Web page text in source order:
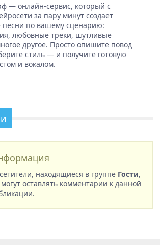
— онлайн-сервис, который с
за пару минут создает
песни по вашему сценарию:
любовные треки, шутливые
другое. Просто опишите повод
стиль — и получите готовую
и вокалом.
находящиеся в группе Гости,
оставлять комментарии к данной